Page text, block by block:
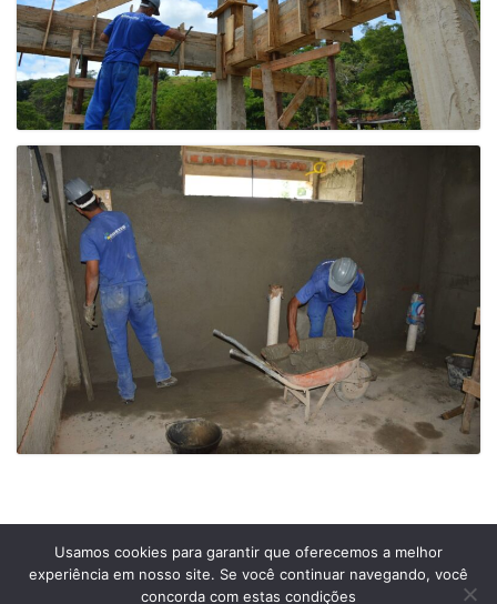
Prefeitura Municipal de Comendador Levy Gasparian
Est União Indústria, S/Nº, KM 131 Exposição, Comendador Levy Gasparian /RJ –
Usamos cookies para garantir que oferecemos a melhor
experiência em nosso site. Se você continuar navegando, você
concorda com estas condições